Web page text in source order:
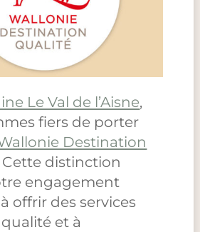
Le Val de l’Aisne,
fiers de porter
Destination
Cette distinction
engagement
offrir des services
et à